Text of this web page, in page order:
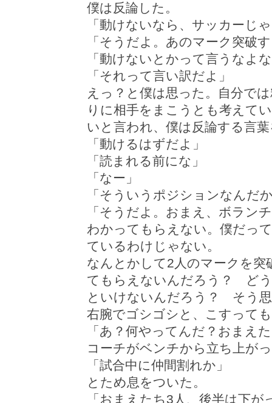
僕は反論した。
「動けないなら、サッカーじ
「そうだよ。あのマーク突破
「動けないとかって言うなよ
「それって言い訳だよ」
えっ？と僕は思った。自分で
りに相手をまこうとも考えて
いと言われ、僕は反論する言
「動けるはずだよ」
「読まれる前にな」
「なー」
「そういうポジションなんだ
「そうだよ。おまえ、ボラン
わかってもらえない。僕だっ
ているわけじゃない。
なんとかして2人のマークを
てもらえないんだろう？ ど
といけないんだろう？ そう
右腕でゴシゴシと、こすって
「あ？何やってんだ？おまえ
コーチがベンチから立ち上が
「試合中に仲間割れか」
とため息をついた。
「おまえたち3人、後半は下